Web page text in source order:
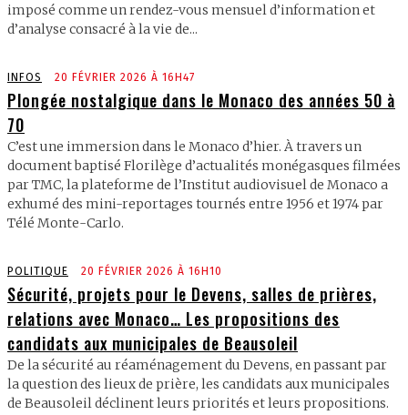
imposé comme un rendez-vous mensuel d’information et
d’analyse consacré à la vie de...
INFOS 20 FÉVRIER 2026 À 16H47
Plongée nostalgique dans le Monaco des années 50 à
70
C’est une immersion dans le Monaco d’hier. À travers un
document baptisé Florilège d’actualités monégasques filmées
par TMC, la plateforme de l’Institut audiovisuel de Monaco a
exhumé des mini-reportages tournés entre 1956 et 1974 par
Télé Monte-Carlo.
POLITIQUE 20 FÉVRIER 2026 À 16H10
Sécurité, projets pour le Devens, salles de prières,
relations avec Monaco… Les propositions des
candidats aux municipales de Beausoleil
De la sécurité au réaménagement du Devens, en passant par
la question des lieux de prière, les candidats aux municipales
de Beausoleil déclinent leurs priorités et leurs propositions.